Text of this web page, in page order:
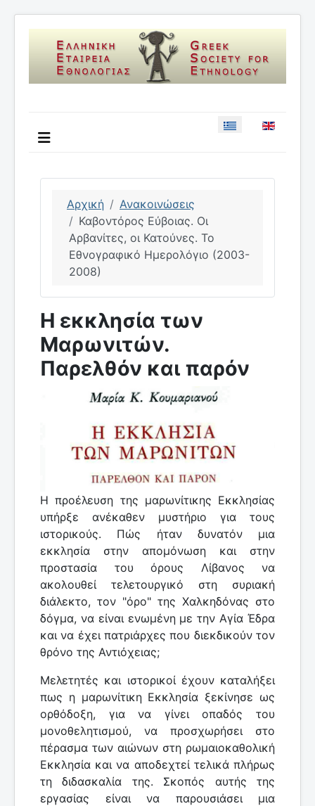
Επιλέξτε τη
Αρχική
Ανακοινώσεις
Καβοντόρος Εύβοιας. Οι
Αρβανίτες, οι Κατούνες. Το
Εθνογραφικό Ημερολόγιο (2003-
2008)
Η εκκλησία των
Μαρωνιτών.
Παρελθόν και παρόν
Η προέλευση της μαρωνίτικης Εκκλησίας
υπήρξε ανέκαθεν μυστήριο για τους
ιστορικούς. Πώς ήταν δυνατόν μια
εκκλησία στην απομόνωση και στην
προστασία του όρους Λίβανος να
ακολουθεί τελετουργικό στη συριακή
διάλεκτο, τον "όρο" της Χαλκηδόνας στο
δόγμα, να είναι ενωμένη με την Αγία Έδρα
και να έχει πατριάρχες που διεκδικούν τον
θρόνο της Αντιόχειας;
Μελετητές και ιστορικοί έχουν καταλήξει
πως η μαρωνίτικη Εκκλησία ξεκίνησε ως
ορθόδοξη, για να γίνει οπαδός του
μονοθελητισμού, να προσχωρήσει στο
πέρασμα των αιώνων στη ρωμαιοκαθολική
Εκκλησία και να αποδεχτεί τελικά πλήρως
τη διδασκαλία της. Σκοπός αυτής της
εργασίας είναι να παρουσιάσει μια